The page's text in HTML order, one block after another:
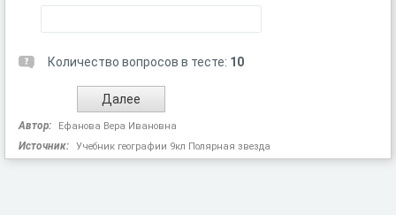
Количество вопросов в тесте: 10
Автор: Ефанова Вера Ивановна
Источник: Учебник географии 9кл Полярная звезда